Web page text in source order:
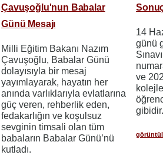
Çavuşoğlu'nun Babalar
Günü Mesajı
Milli Eğitim Bakanı Nazım
Çavuşoğlu, Babalar Günü
dolayısıyla bir mesaj
yayımlayarak, hayatın her
anında varlıklarıyla evlatlarına
güç veren, rehberlik eden,
fedakarlığın ve koşulsuz
sevginin timsali olan tüm
babaların Babalar Günü’nü
kutladı.
14
günü
ve
gibidir.